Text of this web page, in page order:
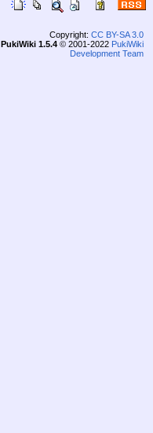
Copyright: CC BY-SA 3.0
PukiWiki 1.5.4© 2001-2022 PukiWiki
Development Team